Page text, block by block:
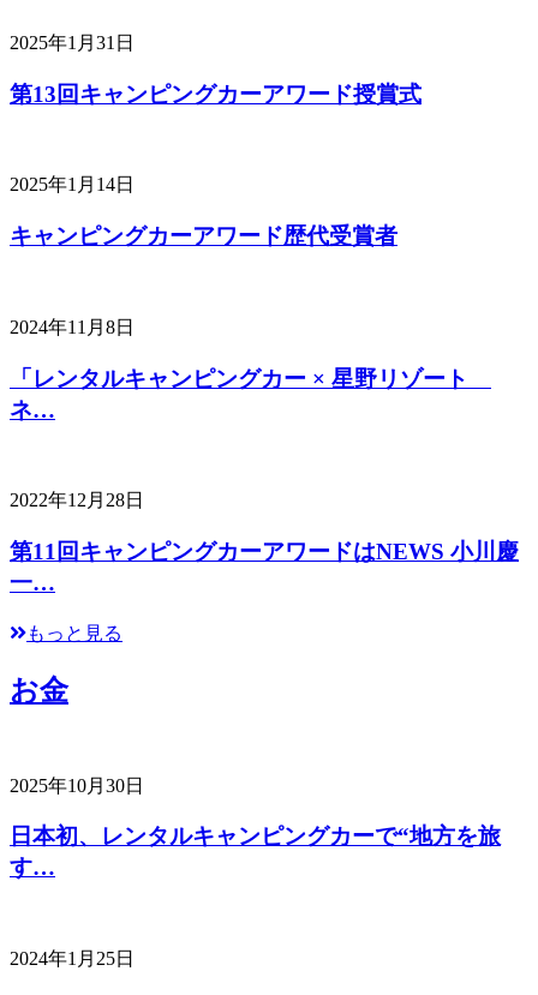
2025年1月31日
第13回キャンピングカーアワード授賞式
2025年1月14日
キャンピングカーアワード歴代受賞者
2024年11月8日
「レンタルキャンピングカー × 星野リゾート
ネ…
2022年12月28日
第11回キャンピングカーアワードはNEWS 小川慶
一…
もっと見る
お金
2025年10月30日
日本初、レンタルキャンピングカーで“地方を旅
す…
2024年1月25日